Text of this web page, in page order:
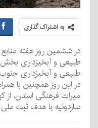
به اشتراک گذاری
در ششمین روز هفته منابع
طبیعی و آبخیزداری بخش
طبیعی و آبخیزداری جنوب
در این روز همچنین با
میراث فرهنگی استان، از
ساردوئیه با هدف ثبت